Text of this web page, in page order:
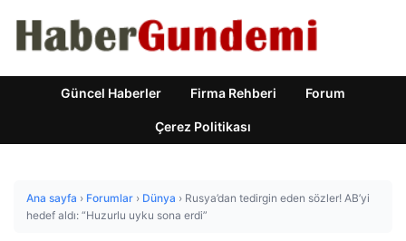
Güncel Haberler Firma Rehberi Forum
Çerez Politikası
Ana sayfa › Forumlar › Dünya › Rusya’dan tedirgin eden sözler! AB’yi
hedef aldı: “Huzurlu uyku sona erdi”